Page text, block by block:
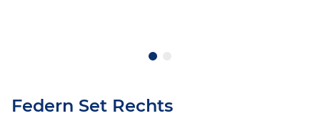
Federn Set Rechts